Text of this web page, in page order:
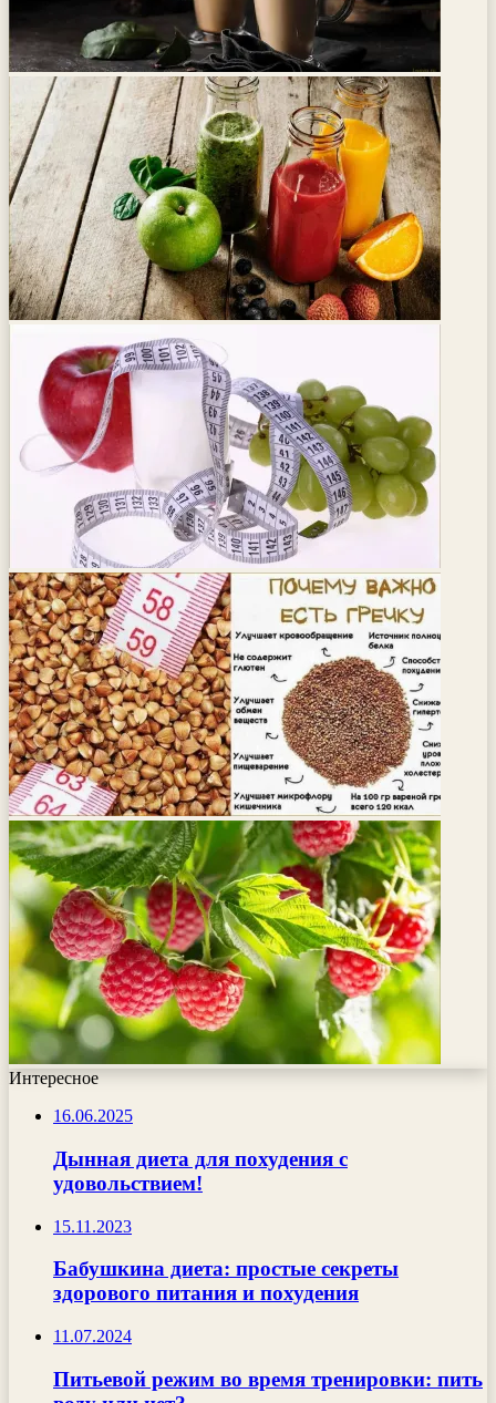
Интересное
16.06.2025
Дынная диета для похудения с
удовольствием!
15.11.2023
Бабушкина диета: простые секреты
здорового питания и похудения
11.07.2024
Питьевой режим во время тренировки: пить